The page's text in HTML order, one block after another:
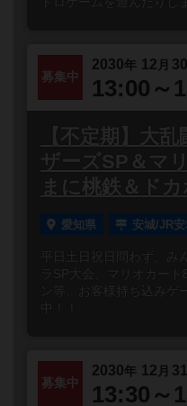
募集中
2030年 12 月 30
13:00～
【不定期】大
ザーズSP＆マ
まに桃鉄＆ドカ
愛知県 安城/JR
平日土日祝日問わず、み
ラSP大会、マリオカー
ン等…お客様持ち込みゲ
募集中
2030年 12 月 31
13:30～